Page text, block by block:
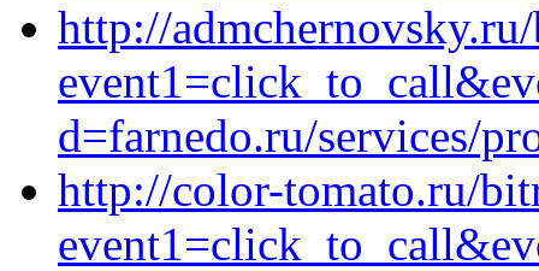
http://
d=farnedo.ru/services/
http://color-tomato.ru/